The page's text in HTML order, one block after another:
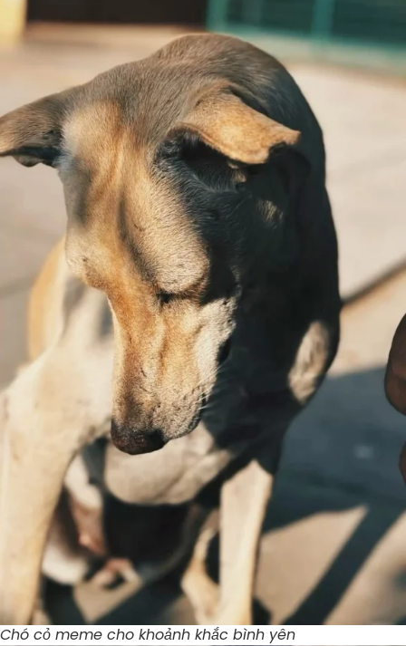
Chó cỏ meme cho khoảnh khắc bình yên